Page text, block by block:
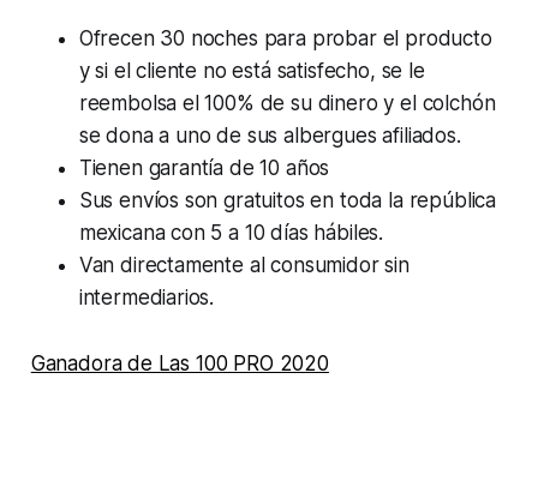
Ofrecen 30 noches para probar el producto
y si el cliente no está satisfecho, se le
reembolsa el 100% de su dinero y el colchón
se dona a uno de sus albergues afiliados.
Tienen garantía de 10 años
Sus envíos son gratuitos en toda la república
mexicana con 5 a 10 días hábiles.
Van directamente al consumidor sin
intermediarios.
Ganadora de Las 100 PRO 2020